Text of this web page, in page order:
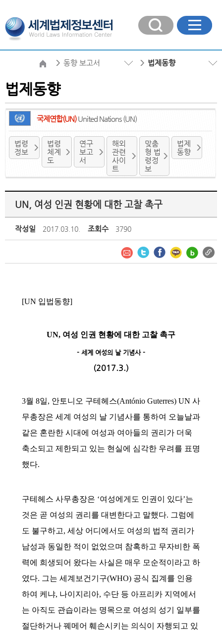
동향 보고서 법제동향
법제동향
국제연합(UN)United Nations (UN)
법령
정보
법령
체계
도
연구
보고
서
해외
관련
사이
트
맞춤
형 법
령정
보
법제
동향
UN, 여성 인권 현황에 대한 고찰 촉구
작성일 2017.03.10. 조회수 3790
[UN 입법동향]
UN, 여성 인권 현황에 대한 고찰 촉구
- 세계 여성의 날 기념사 -
(2017.3.)
3월 8일, 안토니오 구테헤스(António Guterres) UN 사
무총장은 세계 여성의 날 기념사를 통하여 오늘날과
같은 혼란한 시대에 여성과 여아들의 권리가 더욱
축소되고 제한되고 있는 현실에 심각한 우려를 표명
했다.
구테헤스 사무총장은 ‘여성에게도 인권이 있다’는
것은 곧 여성의 권리를 대변한다고 말했다. 그럼에
도 불구하고, 세상 어디에서도 여성의 법적 권리가
남성과 동일한 적이 없었으며 참혹하고 무자비한 폭
력에 희생되어 왔다는 사실은 매우 모순적이라고 하
였다. 그는 세계보건기구(WHO) 공식 집계를 인용
하여 케냐, 나이지리아, 수단 등 아프리카 지역에서
는 아직도 관습이라는 명목으로 여성의 성기 일부를
절단하거나 꿰메어 훼손시키는 의식이 자행되고 있